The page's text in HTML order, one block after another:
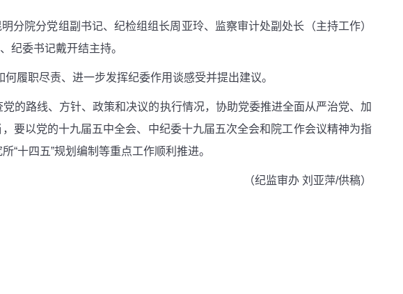
院分党组副书记、纪检组组长周亚玲、监察审计处副处长（主持工作）
纪委书记戴开结主持。
职尽责、进一步发挥纪委作用谈感受并提出建议。
路线、方针、政策和决议的执行情况，协助党委推进全面从严治党、加
要以党的十九届五中全会、中纪委十九届五次全会和院工作会议精神为指
“十四五”规划编制等重点工作顺利推进。
（纪监审办 刘亚萍/供稿）